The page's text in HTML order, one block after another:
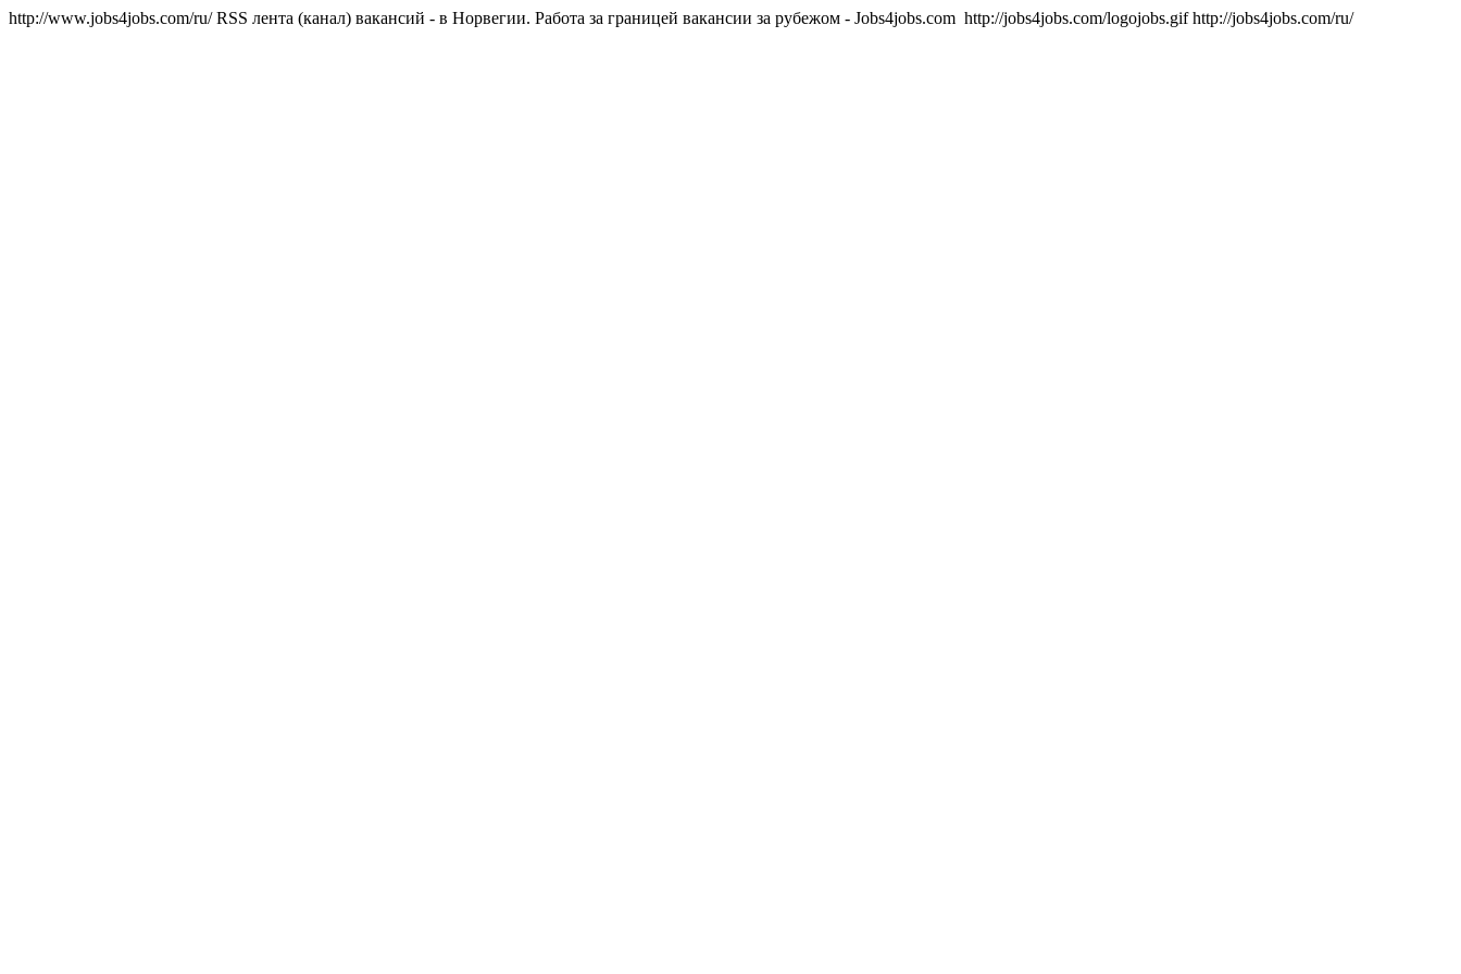
http://www.jobs4jobs.com/ru/RSS лента (канал) вакансий - в Норвегии. Работа за границей вакансии за рубежом - Jobs4jobs.com http://jobs4jobs.com/logojobs.gif http://jobs4jobs.com/ru/